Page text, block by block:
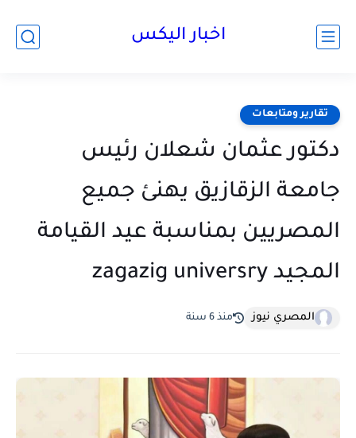
اخبار اليكس
تقارير ومتابعات
دكتور عثمان شعلان رئيس
جامعة الزقازيق يهنئ جميع
المصريين بمناسبة عيد القيامة
المجيد ‏zagazig ‎universry
المصري نيوز منذ 6 سنة